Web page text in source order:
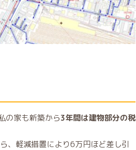
の家も新築から3年間は建物部分の税
、軽減措置により6万円ほど差し引